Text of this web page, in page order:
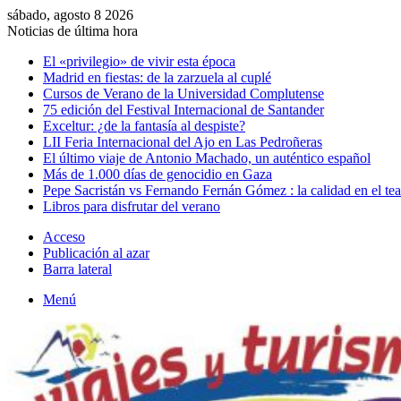
sábado, agosto 8 2026
Noticias de última hora
El «privilegio» de vivir esta época
Madrid en fiestas: de la zarzuela al cuplé
Cursos de Verano de la Universidad Complutense
75 edición del Festival Internacional de Santander
Exceltur: ¿de la fantasía al despiste?
LII Feria Internacional del Ajo en Las Pedroñeras
El último viaje de Antonio Machado, un auténtico español
Más de 1.000 días de genocidio en Gaza
Pepe Sacristán vs Fernando Fernán Gómez : la calidad en el
Libros para disfrutar del verano
Acceso
Publicación al azar
Barra lateral
Menú